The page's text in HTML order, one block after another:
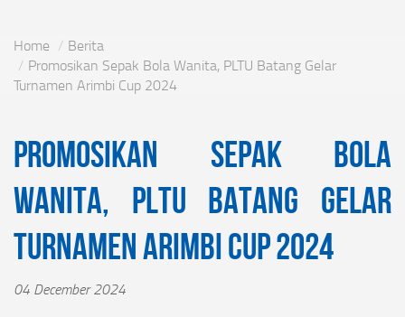
Home
Berita
Promosikan Sepak Bola Wanita, PLTU Batang Gelar
Turnamen Arimbi Cup 2024
Promosikan Sepak Bola
Wanita, PLTU Batang Gelar
Turnamen Arimbi Cup 2024
04 December 2024